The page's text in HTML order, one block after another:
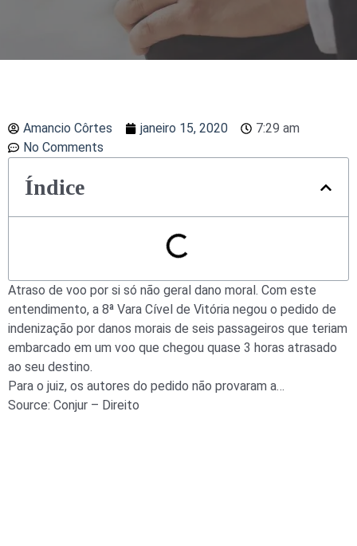
Amancio Côrtes janeiro 15, 2020
7:29 am
No Comments
Índice
Atraso de voo por si só não geral dano moral. Com este
entendimento, a 8ª Vara Cível de Vitória negou o pedido de
indenização por danos morais de seis passageiros que teriam
embarcado em um voo que chegou quase 3 horas atrasado
ao seu destino.
Para o juiz, os autores do pedido não provaram a…
Source: Conjur – Direito